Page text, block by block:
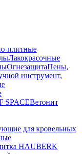
плитные
Лакокрасочные
ОгнезащитаПены,
инструмент,
SPACEВетонит
для кровельных
HAUBERK